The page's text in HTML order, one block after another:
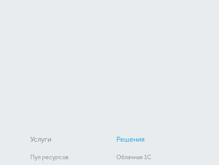
Услуги
Пул ресурсов
Решения
Облачная 1C